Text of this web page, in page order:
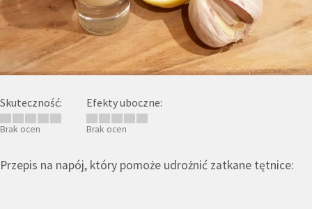
Skuteczność:
Brak ocen
Efekty uboczne:
Brak ocen
Przepis na napój, który pomoże udrożnić zatkane tętnice: